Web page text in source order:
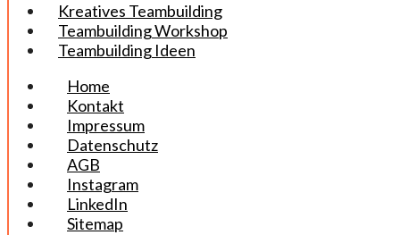
Kreatives Teambuilding
Teambuilding Workshop
Teambuilding Ideen
Home
Kontakt
Impressum
Datenschutz
AGB
Instagram
LinkedIn
Sitemap